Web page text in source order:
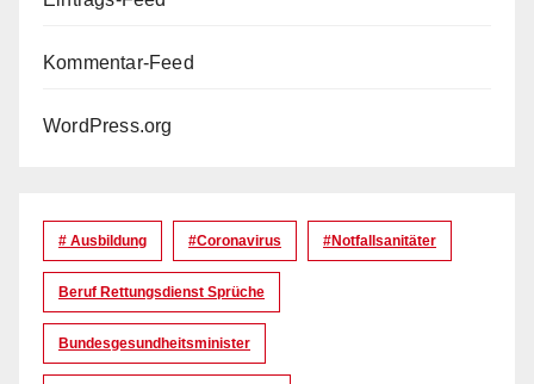
Kommentar-Feed
WordPress.org
# Ausbildung #coronavirus #Notfallsanitäter
Beruf Rettungsdienst Sprüche
Bundesgesundheitsminister